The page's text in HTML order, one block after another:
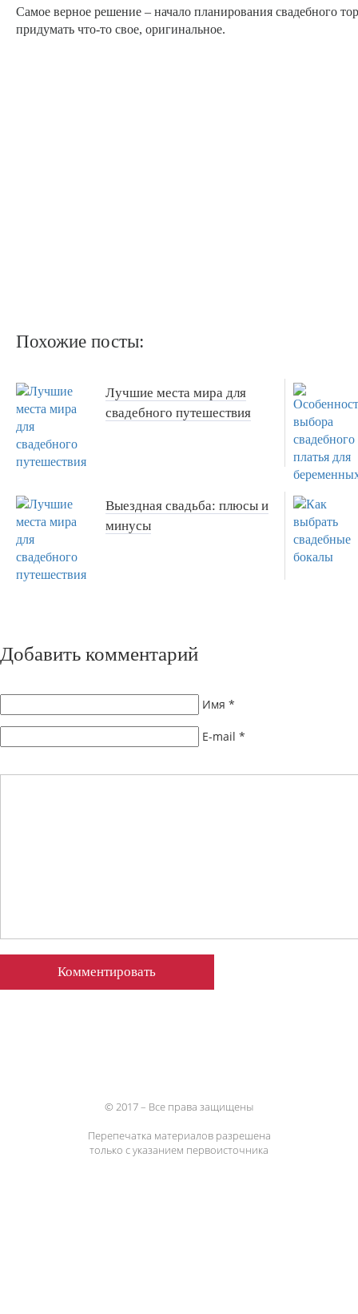
Самое верное решение – начало планирования свадебного
придумать что-то свое, оригинальное.
Похожие посты:
Лучшие места мира для
свадебного путешествия
Выездная свадьба: плюсы и
минусы
Добавить комментарий
Имя *
E-mail *
© 2017 – Все права защищены
Перепечатка материалов разрешена
только с указанием первоисточника